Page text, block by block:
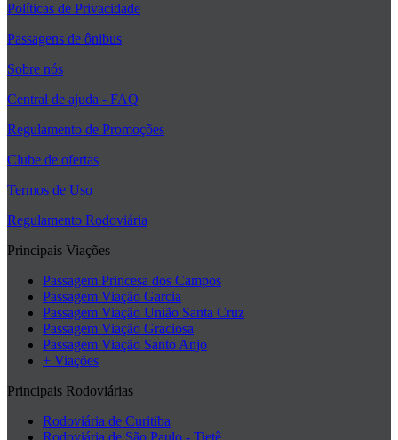
Políticas de Privacidade
Passagens de ônibus
Sobre nós
Central de ajuda - FAQ
Regulamento de Promoções
Clube de ofertas
Termos de Uso
Regulamento Rodoviária
Principais Viações
Passagem Princesa dos Campos
Passagem Viação Garcia
Passagem Viação União Santa Cruz
Passagem Viação Graciosa
Passagem Viação Santo Anjo
+ Viações
Principais Rodoviárias
Rodoviária de Curitiba
Rodoviária de São Paulo - Tietê